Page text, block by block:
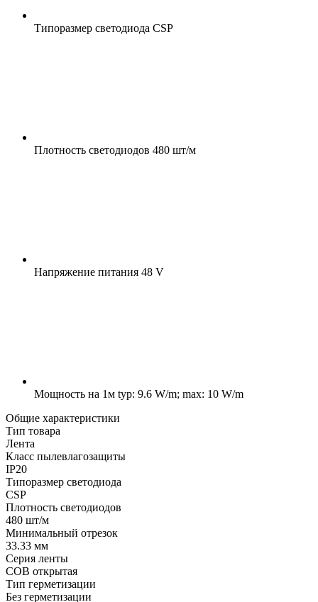
Типоразмер светодиода CSP
Плотность светодиодов 480 шт/м
Напряжение питания 48 V
Мощность на 1м typ: 9.6 W/m; max: 10 W/m
Общие характеристики
Тип товара
Лента
Класс пылевлагозащиты
IP20
Типоразмер светодиода
CSP
Плотность светодиодов
480 шт/м
Минимальный отрезок
33.33 мм
Серия ленты
COB открытая
Тип герметизации
Без герметизации